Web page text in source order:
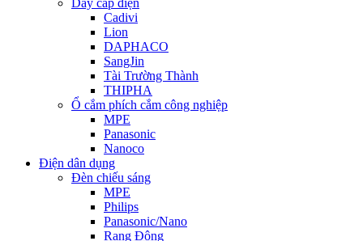
Dây cáp điện
Cadivi
Lion
DAPHACO
SangJin
Tài Trường Thành
THIPHA
Ổ cắm phích cắm công nghiệp
MPE
Panasonic
Nanoco
Điện dân dụng
Đèn chiếu sáng
MPE
Philips
Panasonic/Nano
Rạng Đông